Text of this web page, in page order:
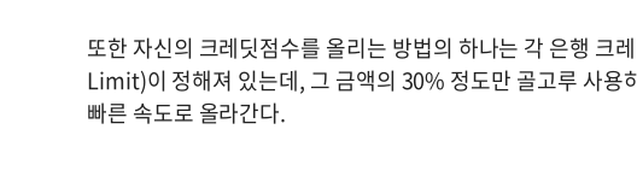
또한 자신의 크레딧점수를 올리는 방법의 하나는 각 은행
Limit)이 정해져 있는데, 그 금액의 30% 정도만 골고루 사용
빠른 속도로 올라간다.